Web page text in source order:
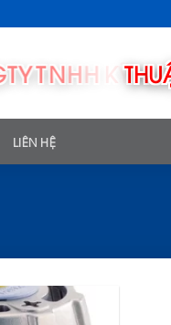
LIÊN HỆ